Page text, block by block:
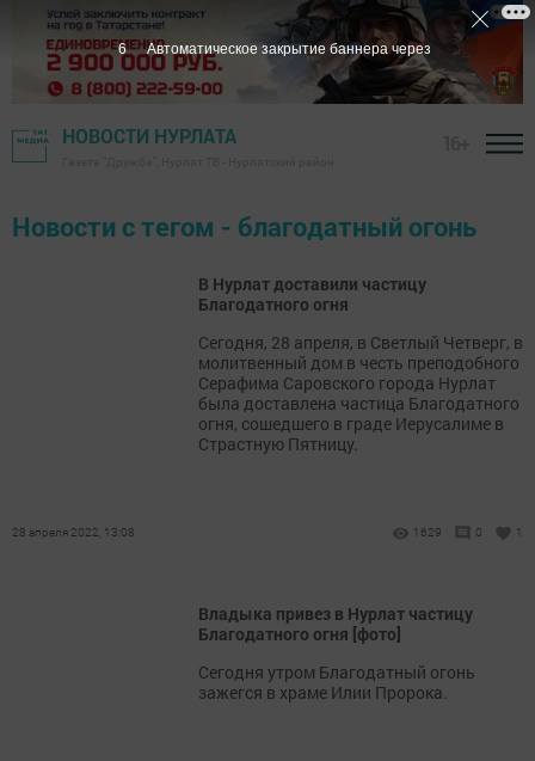
НОВОСТИ НУРЛАТА
Новости с тегом - благодатный огонь
В Нурлат доставили частицу
Благодатного огня
Сегодня, 28 апреля, в Светлый Четверг, в
молитвенный дом в честь преподобного
Серафима Саровского города Нурлат
была доставлена частица Благодатного
огня, сошедшего в граде Иерусалиме в
Страстную Пятницу.
28 апреля 2022, 13:08 1629 0 1
Владыка привез в Нурлат частицу
Благодатного огня [фото]
Сегодня утром Благодатный огонь
зажегся в храме Илии Пророка.
6 Автоматическое закрытие баннера через